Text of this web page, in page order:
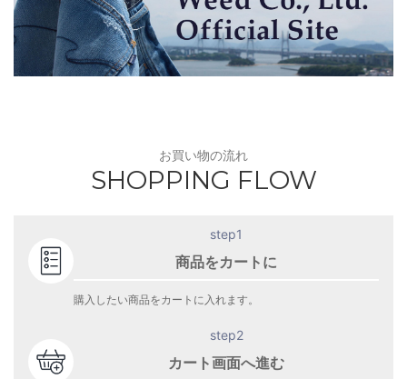
お買い物の流れ
SHOPPING FLOW
step1
商品をカートに
購入したい商品をカートに入れます。
step2
カート画面へ進む